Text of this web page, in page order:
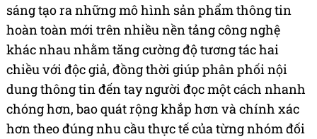
sáng tạo ra những mô hình sản phẩm thông tin
hoàn toàn mới trên nhiều nền tảng công nghệ
khác nhau nhằm tăng cường độ tương tác hai
chiều với độc giả, đồng thời giúp phân phối nội
dung thông tin đến tay người đọc một cách nhanh
chóng hơn, bao quát rộng khắp hơn và chính xác
hơn theo đúng nhu cầu thực tế của từng nhóm đối